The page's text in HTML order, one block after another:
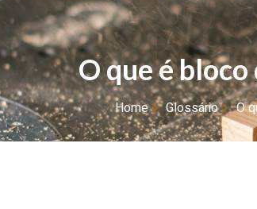
O que é
Home Glossário O